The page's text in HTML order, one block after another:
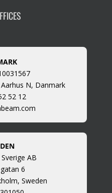
N, Danmark
52 12
AB
6
Sweden